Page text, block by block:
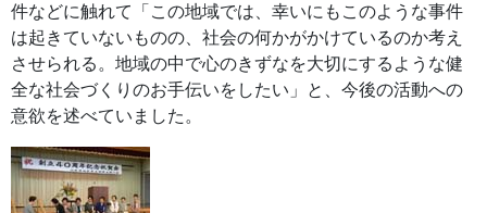
件などに触れて「この地域では、幸いにもこのような事件
は起きていないものの、社会の何かがかけているのか考え
させられる。地域の中で心のきずなを大切にするような健
全な社会づくりのお手伝いをしたい」と、今後の活動への
意欲を述べていました。